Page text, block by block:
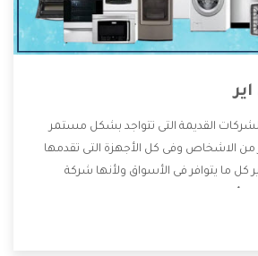
القديمة التى تتواجد بشكل مستمر
من الاشخاص وفى كل الأجهزة التى تقدمها
كل ما يتوافر فى الأسواق ولأنها شركة
العروض والخصومات التى تسهل على